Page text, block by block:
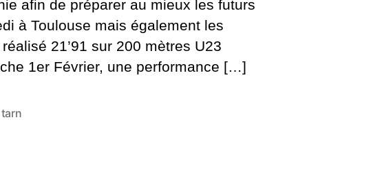
afin de préparer au mieux les futurs
à Toulouse mais également les
21’91 sur 200 mètres U23
1er Février, une performance […]
tarn